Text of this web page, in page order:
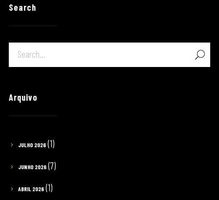
Search
Arquivo
JULHO 2026(1)
JUNHO 2026(7)
ABRIL 2026(1)